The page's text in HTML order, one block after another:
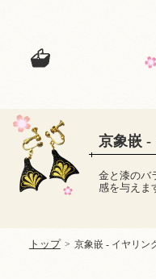
京象嵌 -
金と漆のバ
感を与えま
トップ > 京象嵌 - イヤリン